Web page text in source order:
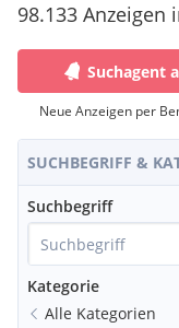
98.133
Suchagent
Neue Anzeigen per
SUCHBEGRIFF &
Suchbegriff
Kategorie
Alle Kategorien